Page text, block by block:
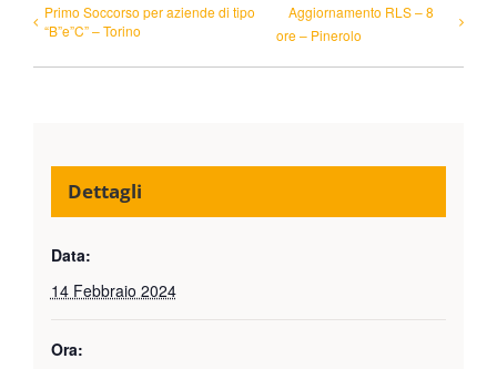
Primo Soccorso per aziende di tipo
“B”e”C” – Torino
Aggiornamento RLS – 8
ore – Pinerolo
Dettagli
Data:
14 Febbraio 2024
Ora: